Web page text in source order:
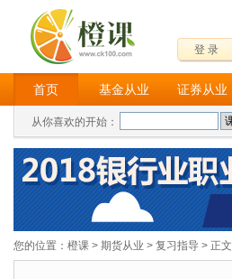
登 录
首页 基金从业 证券从业
从你喜欢的开始：
您的位置： 橙课 > 期货从业 > 复习指导 > 正文